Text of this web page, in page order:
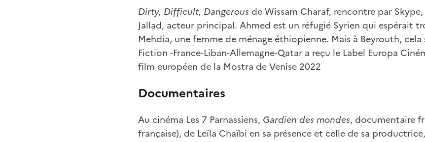
Dirty, Difficult, Dangerous de Wissam Charaf, rencontre par
Jallad, acteur principal. Ahmed est un réfugié Syrien qui espérait
Mehdia, une femme de ménage éthiopienne. Mais à Beyrouth,
Fiction -France-Liban-Allemagne-Qatar a reçu le Label Europa
film européen de la Mostra de Venise 2022
Documentaires
Au cinéma Les 7 Parnassiens, Gardien des mondes, documentaire
française), de Leïla Chaïbi en sa présence et celle de sa